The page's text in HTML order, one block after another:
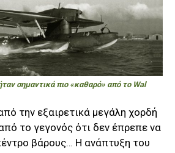
σημαντικά πιο «καθαρό» από το Wal
την εξαιρετικά μεγάλη χορδή
το γεγονός ότι δεν έπρεπε να
βάρους… Η ανάπτυξη του